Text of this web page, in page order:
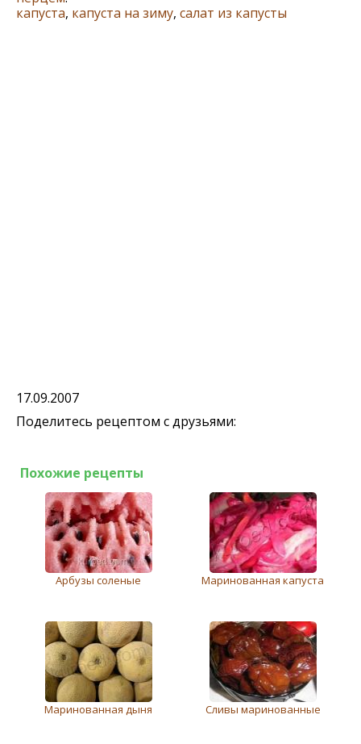
капуста, капуста на зиму, салат из капусты
17.09.2007
Поделитесь рецептом с друзьями:
Похожие рецепты
Арбузы соленые Маринованная капуста
Маринованная дыня Сливы маринованные